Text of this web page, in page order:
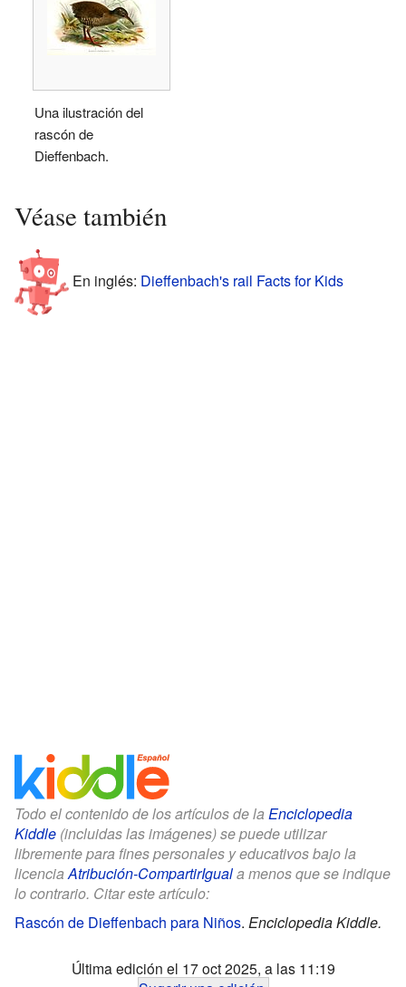
Una ilustración del
rascón de
Dieffenbach.
Véase también
En inglés: Dieffenbach's rail Facts for Kids
Todo el contenido de los artículos de la Enciclopedia
Kiddle (incluidas las imágenes) se puede utilizar
libremente para fines personales y educativos bajo la
licenciaAtribución-CompartirIguala menos que se indique
lo contrario. Citar este artículo:
Rascón de Dieffenbach para Niños. Enciclopedia Kiddle.
Última edición el 17 oct 2025, a las 11:19